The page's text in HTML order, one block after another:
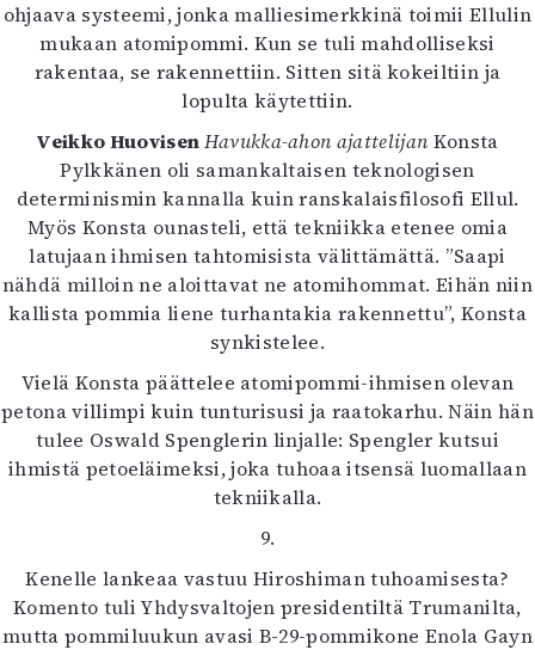
ohjaava systeemi, jonka malliesimerkkinä toimii Ellulin
mukaan atomipommi. Kun se tuli mahdolliseksi
rakentaa, se rakennettiin. Sitten sitä kokeiltiin ja
lopulta käytettiin.
Veikko HuovisenHavukka-ahon ajattelijan Konsta
Pylkkänen oli samankaltaisen teknologisen
determinismin kannalla kuin ranskalaisfilosofi Ellul.
Myös Konsta ounasteli, että tekniikka etenee omia
latujaan ihmisen tahtomisista välittämättä. ”Saapi
nähdä milloin ne aloittavat ne atomihommat. Eihän niin
kallista pommia liene turhantakia rakennettu”, Konsta
synkistelee.
Vielä Konsta päättelee atomipommi-ihmisen olevan
petona villimpi kuin tunturisusi ja raatokarhu. Näin hän
tulee Oswald Spenglerin linjalle: Spengler kutsui
ihmistä petoeläimeksi, joka tuhoaa itsensä luomallaan
tekniikalla.
9.
Kenelle lankeaa vastuu Hiroshiman tuhoamisesta?
Komento tuli Yhdysvaltojen presidentiltä Trumanilta,
mutta pommiluukun avasi B-29-pommikone Enola Gayn